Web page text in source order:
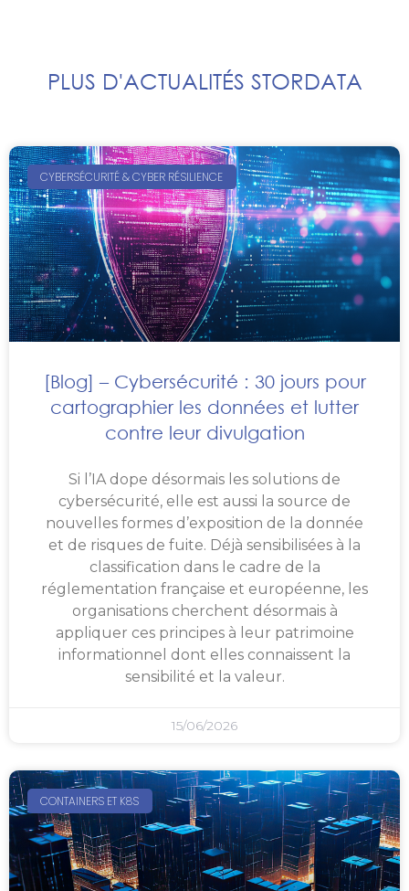
PLUS D'ACTUALITÉS STORDATA
CYBERSÉCURITÉ & CYBER RÉSILIENCE
[Blog] – Cybersécurité : 30 jours pour
cartographier les données et lutter
contre leur divulgation
Si l’IA dope désormais les solutions de
cybersécurité, elle est aussi la source de
nouvelles formes d’exposition de la donnée
et de risques de fuite. Déjà sensibilisées à la
classification dans le cadre de la
réglementation française et européenne, les
organisations cherchent désormais à
appliquer ces principes à leur patrimoine
informationnel dont elles connaissent la
sensibilité et la valeur.
15/06/2026
CONTAINERS ET K8S